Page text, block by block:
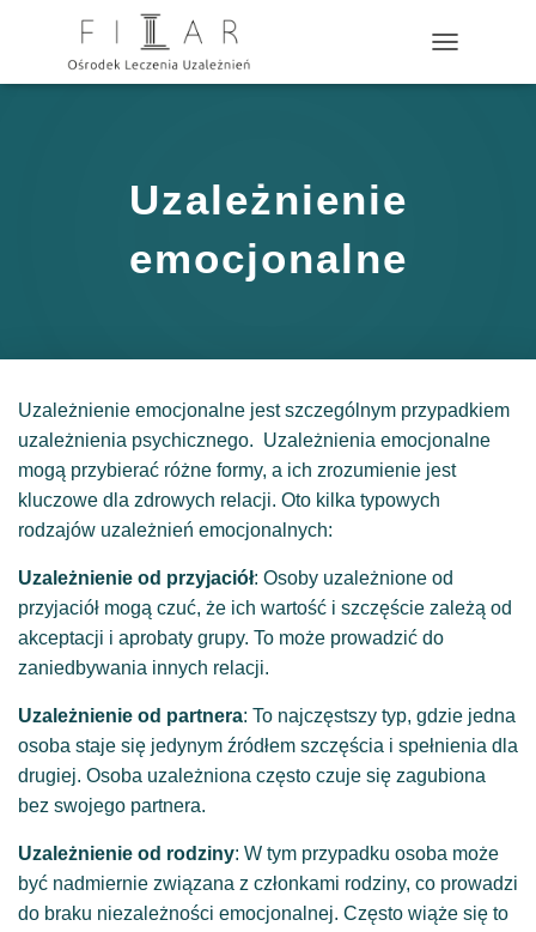
R
A
Uzależnienie
emocjonalne
Uzależnienie emocjonalne jest szczególnym przypadkiem
uzależnienia psychicznego. Uzależnienia emocjonalne
mogą przybierać różne formy, a ich zrozumienie jest
kluczowe dla zdrowych relacji. Oto kilka typowych
rodzajów uzależnień emocjonalnych:
Uzależnienie od przyjaciół: Osoby uzależnione od
przyjaciół mogą czuć, że ich wartość i szczęście zależą od
akceptacji i aprobaty grupy. To może prowadzić do
zaniedbywania innych relacji.
Uzależnienie od partnera: To najczęstszy typ, gdzie jedna
osoba staje się jedynym źródłem szczęścia i spełnienia dla
drugiej. Osoba uzależniona często czuje się zagubiona
bez swojego partnera.
Uzależnienie od rodziny: W tym przypadku osoba może
być nadmiernie związana z członkami rodziny, co prowadzi
do braku niezależności emocjonalnej. Często wiąże się to